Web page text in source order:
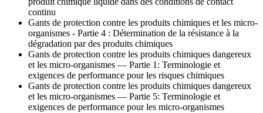
continu
Gants de protection contre les produits chimiques et les micro-
organismes - Partie 4 : Détermination de la résistance à la
dégradation par des produits chimiques
Gants de protection contre les produits chimiques dangereux
et les micro-organismes — Partie 1: Terminologie et
exigences de performance pour les risques chimiques
Gants de protection contre les produits chimiques dangereux
et les micro-organismes — Partie 5: Terminologie et
exigences de performance pour les micro-organismes